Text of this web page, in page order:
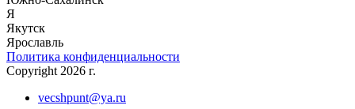
Я
Якутск
Ярославль
Политика конфиденциальности
Copyright 2026 г.
vecshpunt@ya.ru